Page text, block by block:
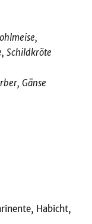
Schildkröte
Gänse
Habicht,